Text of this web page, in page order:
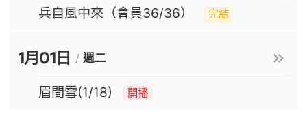
兵自風中來（會員36/36） 完結
1月01日 / 週二
眉間雪(1/18) 開播